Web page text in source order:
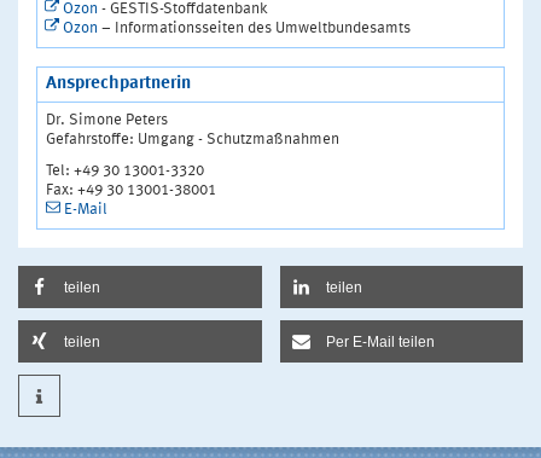
Ozon - GESTIS-Stoffdatenbank
Ozon – Informationsseiten des Umweltbundesamts
Ansprechpartnerin
Dr. Simone Peters
Gefahrstoffe: Umgang - Schutzmaßnahmen
Tel: +49 30 13001-3320
Fax: +49 30 13001-38001
E-Mail
teilen teilen
teilen Per E-Mail teilen